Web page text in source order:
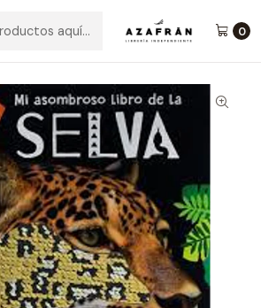
0
Libro De La Selva